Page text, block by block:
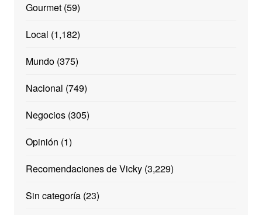
Gourmet(59)
Local (1,182)
Mundo(375)
Nacional (749)
Negocios(305)
Opinión (1)
Recomendaciones de Vicky(3,229)
Sin categoría(23)